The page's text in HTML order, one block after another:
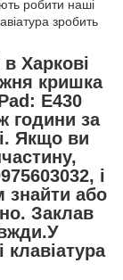
робити наші
зробить
Харкові
кришка
E430
години за
Якщо ви
і
або
Заклав
клавіатура